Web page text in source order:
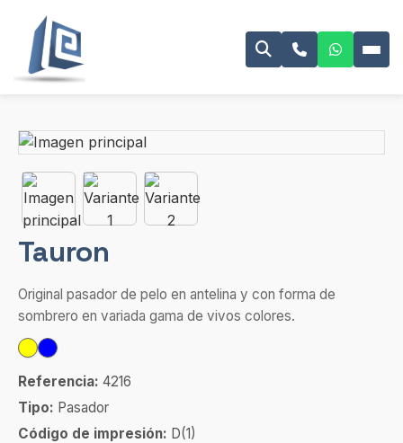
Tauron
Original pasador de pelo en antelina y con forma de
sombrero en variada gama de vivos colores.
Referencia: 4216
Tipo: Pasador
Código de impresión: D(1)